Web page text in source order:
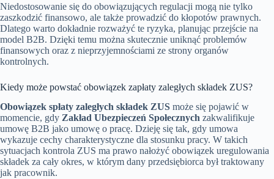
Niedostosowanie się do obowiązujących regulacji mogą nie tylko
zaszkodzić finansowo, ale także prowadzić do kłopotów prawnych.
Dlatego warto dokładnie rozważyć te ryzyka, planując przejście na
model B2B. Dzięki temu można skutecznie uniknąć problemów
finansowych oraz z nieprzyjemnościami ze strony organów
kontrolnych.
Kiedy może powstać obowiązek zapłaty zaległych składek ZUS?
Obowiązek spłaty zaległych składek ZUS może się pojawić w
momencie, gdy Zakład Ubezpieczeń Społecznych zakwalifikuje
umowę B2B jako umowę o pracę. Dzieję się tak, gdy umowa
wykazuje cechy charakterystyczne dla stosunku pracy. W takich
sytuacjach kontrola ZUS ma prawo nałożyć obowiązek uregulowania
składek za cały okres, w którym dany przedsiębiorca był traktowany
jak pracownik.